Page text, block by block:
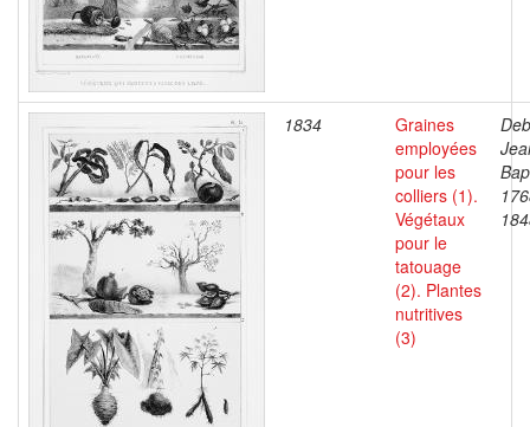
1834
Graines
employées
pour les
colliers (1).
Végétaux
pour le
tatouage
(2). Plantes
nutritives
(3)